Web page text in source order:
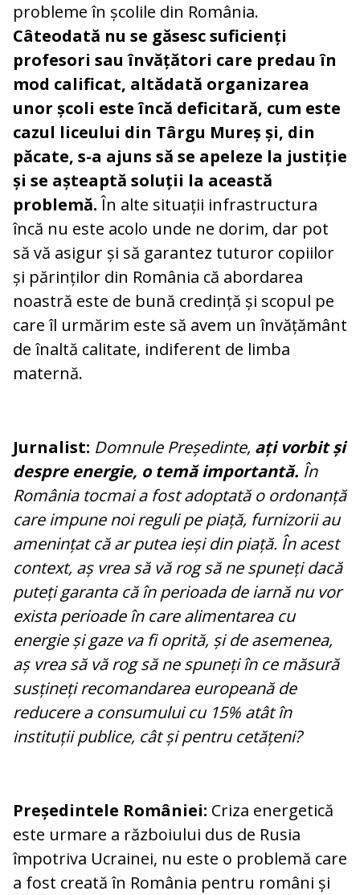
probleme în școlile din România.
Câteodată nu se găsesc suficienți
profesori sau învățători care predau în
mod calificat, altădată organizarea
unor școli este încă deficitară, cum este
cazul liceului din Târgu Mureș și, din
păcate, s-a ajuns să se apeleze la justiție
și se așteaptă soluții la această
problemă.În alte situații infrastructura
încă nu este acolo unde ne dorim, dar pot
să vă asigur și să garantez tuturor copiilor
și părinților din România că abordarea
noastră este de bună credință și scopul pe
care îl urmărim este să avem un învățământ
de înaltă calitate, indiferent de limba
maternă.
Jurnalist: Domnule Președinte, ați vorbit și
despre energie, o temă importantă. În
România tocmai a fost adoptată o ordonanță
care impune noi reguli pe piață, furnizorii au
amenințat că ar putea ieși din piață. În acest
context, aș vrea să vă rog să ne spuneți dacă
puteți garanta că în perioada de iarnă nu vor
exista perioade în care alimentarea cu
energie și gaze va fi oprită, și de asemenea,
aș vrea să vă rog să ne spuneți în ce măsură
susțineți recomandarea europeană de
reducere a consumului cu 15% atât în
instituții publice, cât și pentru cetățeni?
Președintele României: Criza energetică
este urmare a războiului dus de Rusia
împotriva Ucrainei, nu este o problemă care
a fost creată în România pentru români și